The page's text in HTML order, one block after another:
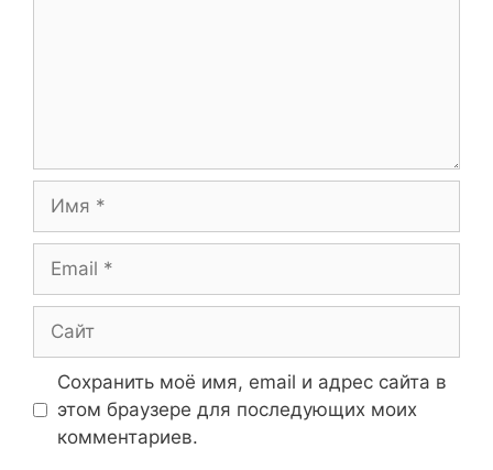
Сохранить моё имя, email и адрес сайта в
этом браузере для последующих моих
комментариев.